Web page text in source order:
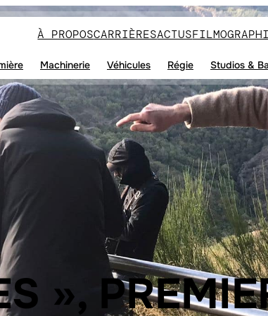
À PROPOSCARRIÈRESACTUS
Machinerie Véhicules Régie Studios &
»,